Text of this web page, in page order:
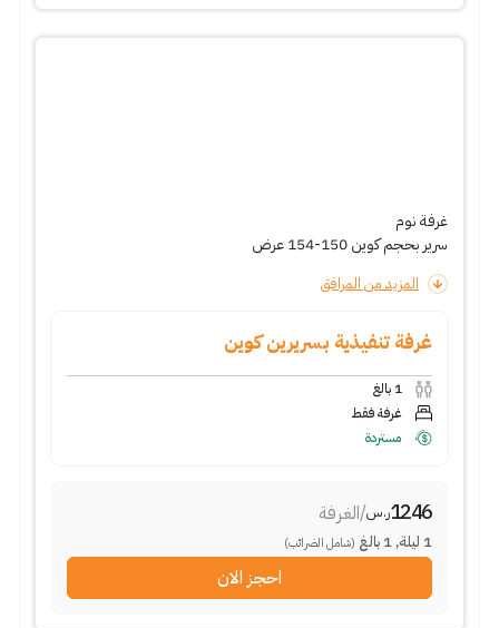
غرفة نوم
سرير بحجم كوين 150-154 عرض
المزيد من المرافق
غرفة تنفيذية بسريرين كوين
1 بالغ
غرفة فقط
مستردة
1246ر.س/الغرفة
1 ليلة,
1 بالغ (شامل الضرائب)
احجز الان